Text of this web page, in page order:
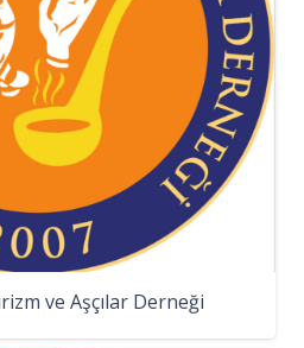
ve Aşçılar Derneği